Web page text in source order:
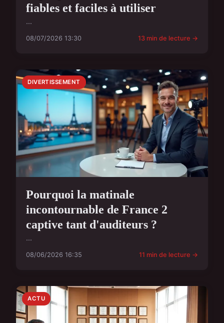
fiables et faciles à utiliser
...
08/07/2026 13:30 13 min de lecture →
DIVERTISSEMENT
Pourquoi la matinale
incontournable de France 2
captive tant d'auditeurs ?
...
08/06/2026 16:35 11 min de lecture →
ACTU